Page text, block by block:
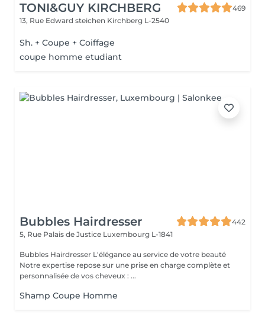
TONI&GUY KIRCHBERG
469
13, Rue Edward steichen Kirchberg L-2540
Sh. + Coupe + Coiffage
coupe homme etudiant
Bubbles Hairdresser
442
5, Rue Palais de Justice Luxembourg L-1841
Bubbles Hairdresser L'élégance au service de votre beauté
Notre expertise repose sur une prise en charge complète et
personnalisée de vos cheveux : ...
Shamp Coupe Homme